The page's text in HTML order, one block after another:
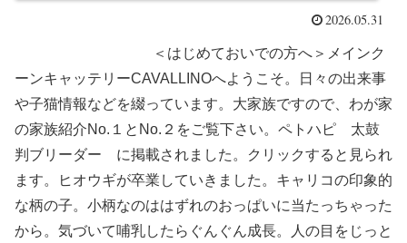
2026.05.31
＜はじめておいでの方へ＞メインク
ーンキャッテリーCAVALLINOへようこそ。日々の出来事
や子猫情報などを綴っています。大家族ですので、わが家
の家族紹介No.１とNo.２をご覧下さい。ペトハピ 太鼓
判ブリーダー に掲載されました。クリックすると見られ
ます。ヒオウギが卒業していきました。キャリコの印象的
な柄の子。小柄なのははずれのおっぱいに当たっちゃった
から。気づいて哺乳したらぐんぐん成長。人の目をじっと